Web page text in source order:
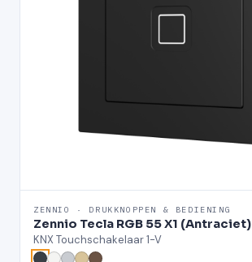
ZENNIO · DRUKKNOPPEN & BEDIENING
Zennio Tecla RGB 55 X1 (Antraciet)
KNX Touchschakelaar 1-V